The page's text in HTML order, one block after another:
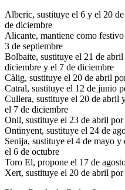
Alberic, sustituye el 6 y el 20
de diciembre
Alicante, mantiene como
3 de septiembre
Bolbaite, sustituye el 21 de
diciembre y el 7 de diciembre
Càlig, sustituye el 20 de abril
Catral, sustituye el 12 de junio
Cullera, sustituye el 20 de abril
el 7 de diciembre
Onil, sustituye el 23 de abril
Ontinyent, sustituye el 24 de
Senija, sustituye el 4 de mayo
el 6 de octubre
Toro El, propone el 17 de
Xert, sustituye el 20 de abril